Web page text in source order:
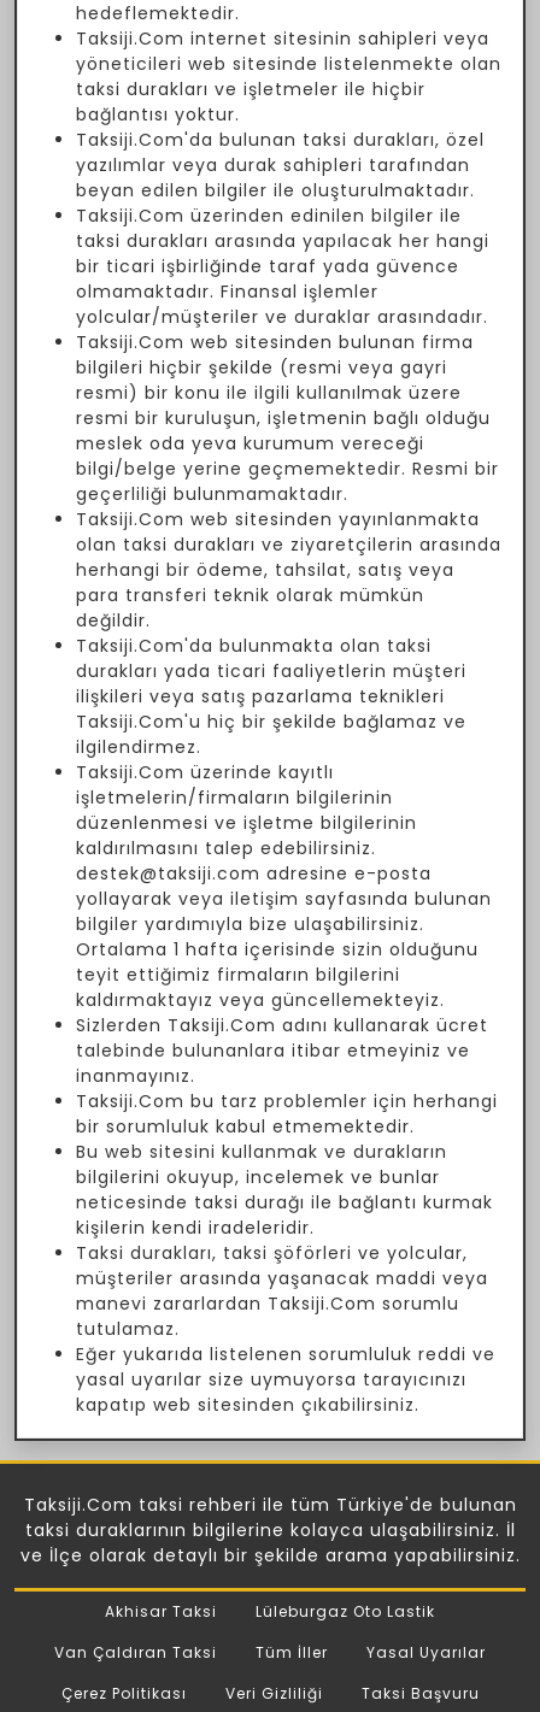
hedeflemektedir.
Taksiji.Com internet sitesinin sahipleri veya
yöneticileri web sitesinde listelenmekte olan
taksi durakları ve işletmeler ile hiçbir
bağlantısı yoktur.
Taksiji.Com'da bulunan taksi durakları, özel
yazılımlar veya durak sahipleri tarafından
beyan edilen bilgiler ile oluşturulmaktadır.
Taksiji.Com üzerinden edinilen bilgiler ile
taksi durakları arasında yapılacak her hangi
bir ticari işbirliğinde taraf yada güvence
olmamaktadır. Finansal işlemler
yolcular/müşteriler ve duraklar arasındadır.
Taksiji.Com web sitesinden bulunan firma
bilgileri hiçbir şekilde (resmi veya gayri
resmi) bir konu ile ilgili kullanılmak üzere
resmi bir kuruluşun, işletmenin bağlı olduğu
meslek oda yeva kurumum vereceği
bilgi/belge yerine geçmemektedir. Resmi bir
geçerliliği bulunmamaktadır.
Taksiji.Com web sitesinden yayınlanmakta
olan taksi durakları ve ziyaretçilerin arasında
herhangi bir ödeme, tahsilat, satış veya
para transferi teknik olarak mümkün
değildir.
Taksiji.Com'da bulunmakta olan taksi
durakları yada ticari faaliyetlerin müşteri
ilişkileri veya satış pazarlama teknikleri
Taksiji.Com'u hiç bir şekilde bağlamaz ve
ilgilendirmez.
Taksiji.Com üzerinde kayıtlı
işletmelerin/firmaların bilgilerinin
düzenlenmesi ve işletme bilgilerinin
kaldırılmasını talep edebilirsiniz.
destek@taksiji.com adresine e-posta
yollayarak veya iletişim sayfasında bulunan
bilgiler yardımıyla bize ulaşabilirsiniz.
Ortalama 1 hafta içerisinde sizin olduğunu
teyit ettiğimiz firmaların bilgilerini
kaldırmaktayız veya güncellemekteyiz.
Sizlerden Taksiji.Com adını kullanarak ücret
talebinde bulunanlara itibar etmeyiniz ve
inanmayınız.
Taksiji.Com bu tarz problemler için herhangi
bir sorumluluk kabul etmemektedir.
Bu web sitesini kullanmak ve durakların
bilgilerini okuyup, incelemek ve bunlar
neticesinde taksi durağı ile bağlantı kurmak
kişilerin kendi iradeleridir.
Taksi durakları, taksi şöförleri ve yolcular,
müşteriler arasında yaşanacak maddi veya
manevi zararlardan Taksiji.Com sorumlu
tutulamaz.
Eğer yukarıda listelenen sorumluluk reddi ve
yasal uyarılar size uymuyorsa tarayıcınızı
kapatıp web sitesinden çıkabilirsiniz.
Taksiji.Com taksi rehberi ile tüm Türkiye'de bulunan
taksi duraklarının bilgilerine kolayca ulaşabilirsiniz. İl
ve İlçe olarak detaylı bir şekilde arama yapabilirsiniz.
Akhisar Taksi
Lüleburgaz Oto Lastik
Van Çaldıran Taksi
Tüm İller
Yasal Uyarılar
Çerez Politikası
Veri Gizliliği Taksi Başvuru